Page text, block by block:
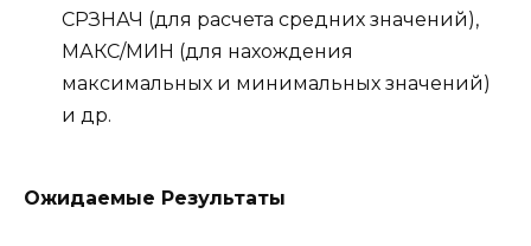
СРЗНАЧ (для расчета средних значений),
МАКС/МИН (для нахождения
максимальных и минимальных значений)
и др.
Ожидаемые Результаты